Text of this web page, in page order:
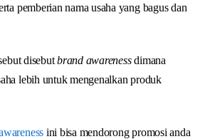
pemberian nama usaha yang bagus dan
disebutbrand awarenessdimana
lebih untuk mengenalkan produk
ini bisa mendorong promosi anda